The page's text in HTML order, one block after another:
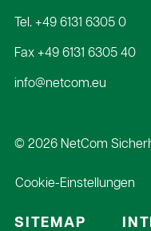
Tel. +49 6131 6305 0
Fax +49 6131 6305 40
info@netcom.eu
© 2026 NetCom
Cookie-Einstellungen
SITEMAP